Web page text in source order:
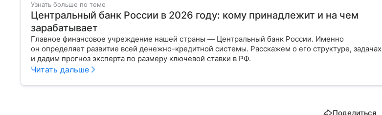
Узнать больше по теме
Центральный банк России в 2026 году: кому принадлежит и на чем
зарабатывает
Главное финансовое учреждение нашей страны — Центральный банк России. Именно
он определяет развитие всей денежно-кредитной системы. Расскажем о его структуре, задачах
и дадим прогноз эксперта по размеру ключевой ставки в РФ.
Читать дальше
Поделиться